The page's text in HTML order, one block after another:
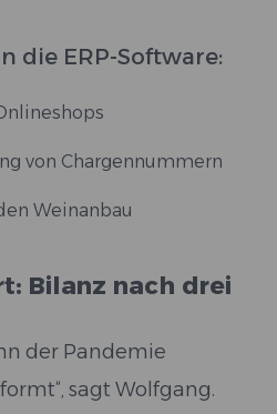
die ERP-Software:
von Chargennummern
Weinanbau
Bilanz nach drei
der Pandemie
sagt Wolfgang.